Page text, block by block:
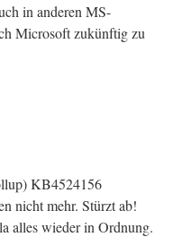
in anderen MS-
Microsoft zukünftig zu
KB4524156
nicht mehr. Stürzt ab!
alles wieder in Ordnung.